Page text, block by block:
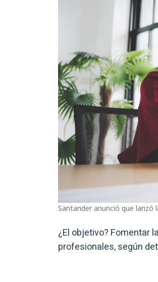
Santander anunció que lanzó
¿El objetivo? Fomentar la
profesionales, según